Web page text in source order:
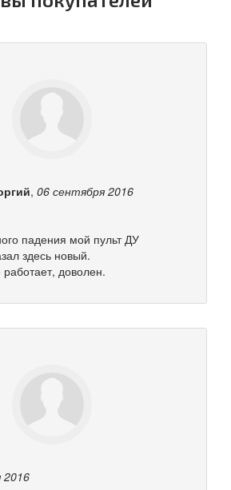
, 06 сентября 2016
падения мой пульт ДУ
здесь новый.
работает, доволен.
2016